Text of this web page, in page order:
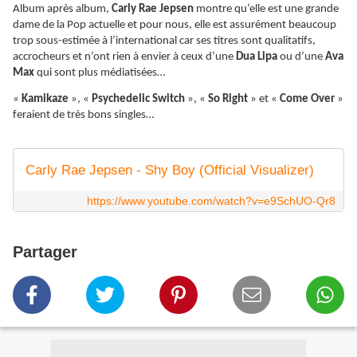
Album après album, Carly Rae Jepsen montre qu’elle est une grande
dame de la Pop actuelle et pour nous, elle est assurément beaucoup
trop sous-estimée à l’international car ses titres sont qualitatifs,
accrocheurs et n’ont rien à envier à ceux d’une Dua Lipa ou d’une Ava
Max qui sont plus médiatisées…
« Kamikaze », « Psychedelic Switch », « So Right » et « Come Over »
feraient de très bons singles…
Carly Rae Jepsen - Shy Boy (Official Visualizer)
https://www.youtube.com/watch?v=e9SchUO-Qr8
Partager